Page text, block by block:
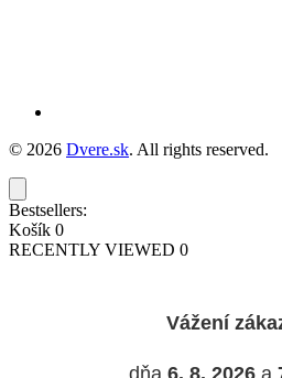
© 2026 Dvere.sk. All rights reserved.
Bestsellers:
Košík 0
RECENTLY VIEWED 0
Vážení